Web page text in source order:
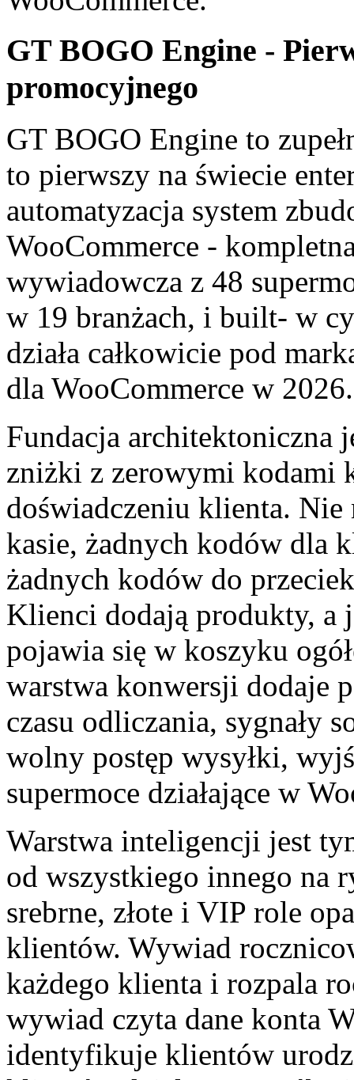
GT BOGO Engine -
promocyjnego
GT BOGO Engine to
to pierwszy na świecie
automatyzacja system
WooCommerce -
wywiadowcza z 48
w 19 branżach, i built- w
działa całkowicie pod
dla WooCommerce w 2026.
Fundacja architektoniczna
zniżki z zerowymi kodami
doświadczeniu klienta.
kasie, żadnych kodów dla
żadnych kodów do
Klienci dodają produkty,
pojawia się w koszyku
warstwa konwersji dodaje
czasu odliczania, sygnały
wolny postęp wysyłki,
supermoce działające w
Warstwa inteligencji jest
od wszystkiego innego na
srebrne, złote i VIP role
klientów. Wywiad
każdego klienta i rozpala
wywiad czyta dane konta
identyfikuje klientów